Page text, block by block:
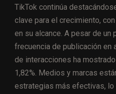
TikTok continúa
clave para el crecimiento,
en su alcance. A pesar de un
frecuencia de publicación en
de interacciones ha
1,82%. Medios y marcas
estrategias más efectivas, lo